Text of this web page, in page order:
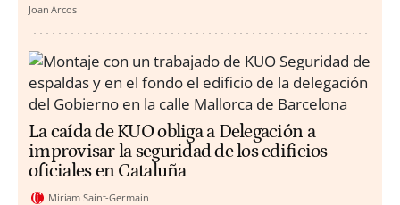
Joan Arcos
La caída de KUO obliga a Delegación a
improvisar la seguridad de los edificios
oficiales en Cataluña
Miriam Saint-Germain